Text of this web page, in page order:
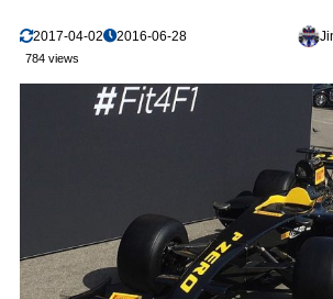
2017-04-02 2016-06-28
784 views